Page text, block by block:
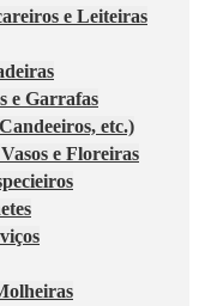
e Leiteiras
e Garrafas
etc.)
e Floreiras